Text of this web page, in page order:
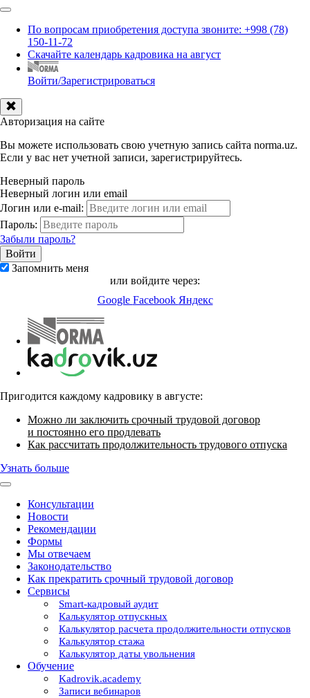
По вопросам приобретения доступа звоните: +998 (78)
150-11-72
Скачайте календарь кадровика на август
Войти/Зарегистрироваться
Авторизация на сайте
Вы можете использовать свою учетную запись сайта norma.uz.
Если у вас нет учетной записи, зарегистрируйтесь.
Неверный пароль
Неверный логин или email
Логин или e-mail:
Пароль:
Забыли пароль?
Запомнить меня
или войдите через:
Google Facebook Яндекс
Пригодится каждому кадровику в августе:
Можно ли заключить срочный трудовой договор
и постоянно его продлевать
Как рассчитать продолжительность трудового отпуска
Узнать больше
Консультации
Новости
Рекомендации
Формы
Мы отвечаем
Законодательство
Как прекратить срочный трудовой договор
Сервисы
Smart-кадровый аудит
Калькулятор отпускных
Калькулятор расчета продолжительности отпусков
Калькулятор стажа
Калькулятор даты увольнения
Обучение
Kadrovik.academy
Записи вебинаров